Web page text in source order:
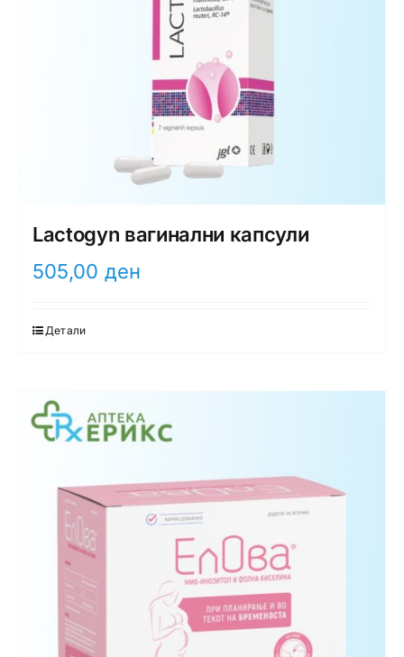
Lactogyn вагинални капсули
505,00 ден
Детали